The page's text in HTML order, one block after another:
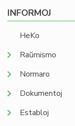
INFORMOJ
HeKo
Raŭmismo
Normaro
Dokumentoj
Establoj